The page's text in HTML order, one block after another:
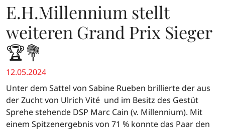
Katalogbestellung
Über Uns
Team
Kontakt
Kataloge & Angebote
Züchterangebote
Downloads
Sprehe Online Fohlen Auktion
E.H.Millennium stellt
weiteren Grand Prix Sieger
🏆💐
12.05.2024
Unter dem Sattel von Sabine Rueben brillierte der aus
der Zucht von Ulrich Vité und im Besitz des Gestüt
Sprehe stehende DSP Marc Cain (v. Millennium). Mit
einem Spitzenergebnis von 71 % konnte das Paar den